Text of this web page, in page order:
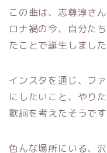
この曲は、志尊淳さ
ロナ禍の今、自分た
たことで誕生しました
インスタを通じ、 フ
にしたいこと、やり
歌詞を考えたそうです
色んな場所にいる、